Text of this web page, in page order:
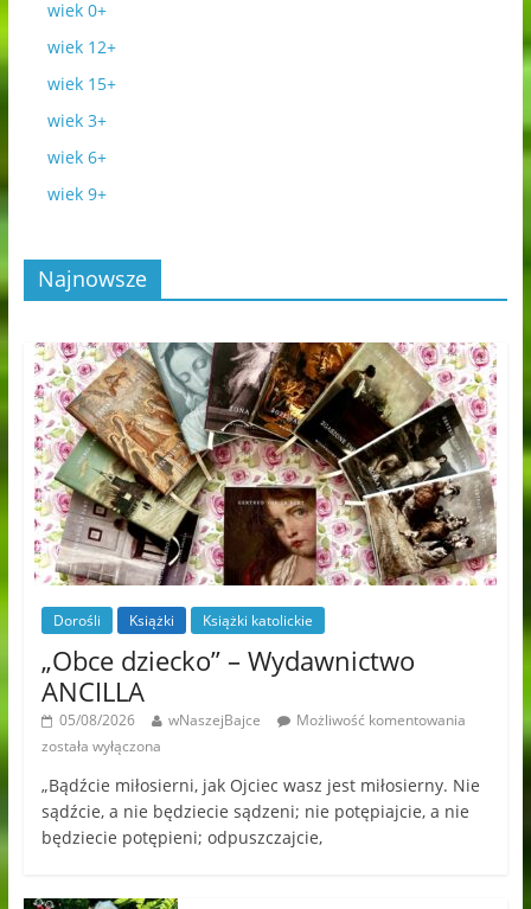
wiek 0+
wiek 12+
wiek 15+
wiek 3+
wiek 6+
wiek 9+
Najnowsze
Dorośli Książki Książki katolickie
„Obce dziecko” – Wydawnictwo
ANCILLA
05/08/2026 wNaszejBajce
Możliwość komentowania
została wyłączona
„Bądźcie miłosierni, jak Ojciec wasz jest miłosierny. Nie
sądźcie, a nie będziecie sądzeni; nie potępiajcie, a nie
będziecie potępieni; odpuszczajcie,